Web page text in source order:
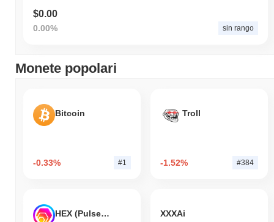
$0.00
0.00% sin rango
Monete popolari
Bitcoin
-0.33% #1
Troll
-1.52% #384
HEX (Pulsechain) XXXAi